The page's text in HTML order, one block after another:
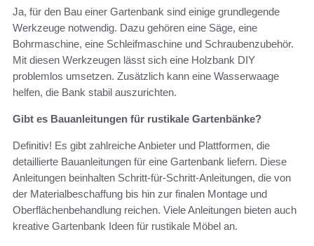
Ja, für den Bau einer Gartenbank sind einige grundlegende
Werkzeuge notwendig. Dazu gehören eine Säge, eine
Bohrmaschine, eine Schleifmaschine und Schraubenzubehör.
Mit diesen Werkzeugen lässt sich eine Holzbank DIY
problemlos umsetzen. Zusätzlich kann eine Wasserwaage
helfen, die Bank stabil auszurichten.
Gibt es Bauanleitungen für rustikale Gartenbänke?
Definitiv! Es gibt zahlreiche Anbieter und Plattformen, die
detaillierte Bauanleitungen für eine Gartenbank liefern. Diese
Anleitungen beinhalten Schritt-für-Schritt-Anleitungen, die von
der Materialbeschaffung bis hin zur finalen Montage und
Oberflächenbehandlung reichen. Viele Anleitungen bieten auch
kreative Gartenbank Ideen für rustikale Möbel an.